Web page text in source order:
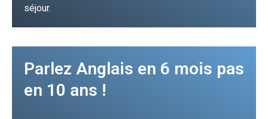
séjour.
Parlez Anglais en 6 mois pas
en 10 ans !